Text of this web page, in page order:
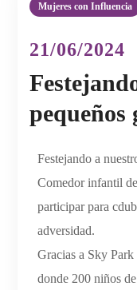
Mujeres con Influencia
21/06/2024
pequeños
Festejando a
Comedor infantil
participar para
adversidad.
Gracias a Sky
donde 200 niños